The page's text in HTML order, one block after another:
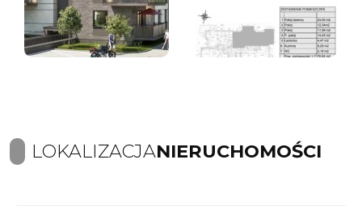
LOKALIZACJANIERUCHOMOŚCI